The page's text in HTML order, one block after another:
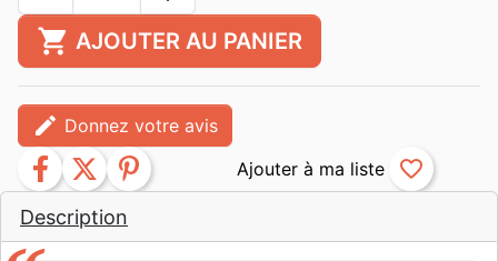
Description
shopping_cart AJOUTER AU PANIER
edit Donnez votre avis
facebook twitter pinterest favorite_border